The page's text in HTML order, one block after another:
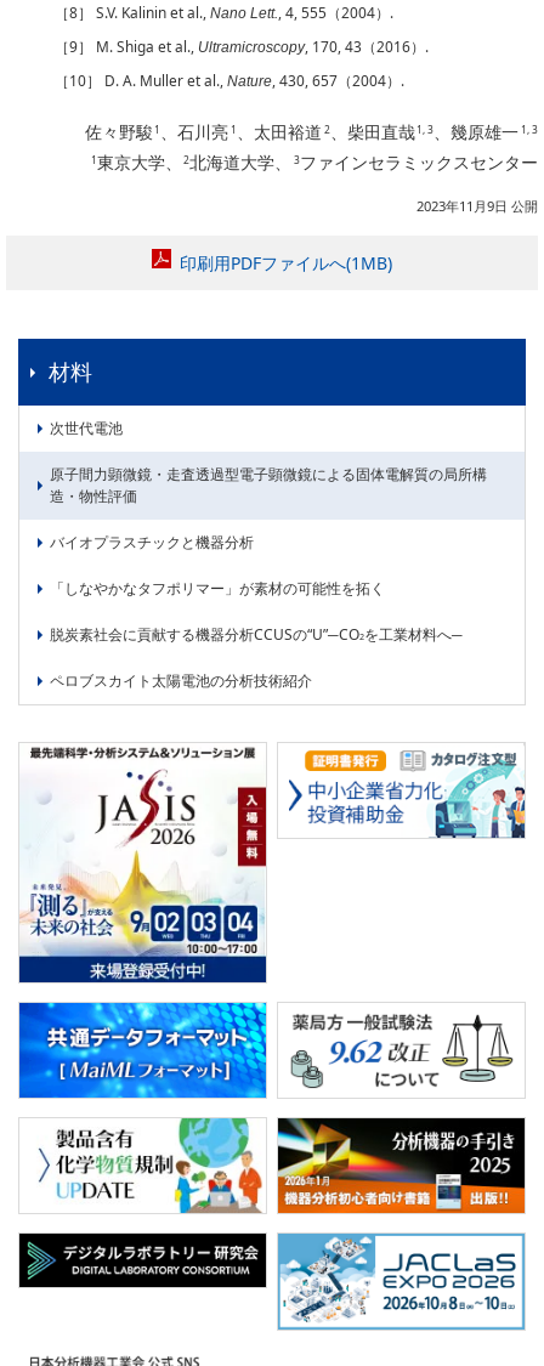
［8］ S.V. Kalinin et al., Nano Lett., 4, 555（2004）.
［9］ M. Shiga et al., Ultramicroscopy, 170, 43（2016）.
［10］ D. A. Muller et al., Nature, 430, 657（2004）.
佐々野駿 1 、石川亮 1 、太田裕道 2、柴田直哉 1, 3、幾原雄一 1, 3
1東京大学、 2北海道大学、 3ファインセラミックスセンター
2023年11月9日 公開
印刷用PDFファイルへ(1MB)
材料
次世代電池
原子間力顕微鏡・走査透過型電子顕微鏡による固体電解質の局所構
造・物性評価
バイオプラスチックと機器分析
「しなやかなタフポリマー」が素材の可能性を拓く
脱炭素社会に貢献する機器分析CCUSの“U”─CO2を工業材料へ─
ペロブスカイト太陽電池の分析技術紹介